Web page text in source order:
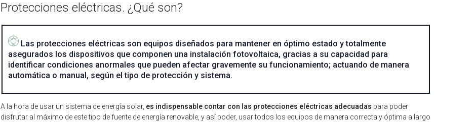
Protecciones eléctricas. ¿Qué son?
Las protecciones eléctricas son equipos diseñados para mantener en óptimo estado y totalmente
asegurados los dispositivos que componen una instalación fotovoltaica, gracias a su capacidad para
identificar condiciones anormales que pueden afectar gravemente su funcionamiento; actuando de manera
automática o manual, según el tipo de protección y sistema.
A la hora de usar un sistema de energía solar, es indispensable contar con las protecciones eléctricas adecuadas para poder
disfrutar al máximo de este tipo de fuente de energía renovable, y así poder, usar todos los equipos de manera correcta y óptima a largo